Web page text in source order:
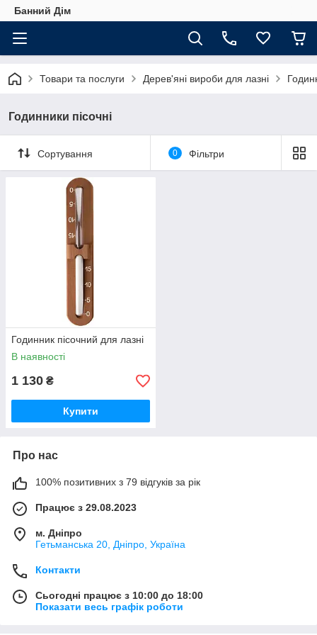
Банний Дім
Товари та послуги Дерев'яні вироби для лазні
Годинники пісочні
Сортування 0 Фільтри
Годинник пісочний для лазні
В наявності
1 130 ₴
Купити
Про нас
100% позитивних з 79 відгуків за рік
Працює з 29.08.2023
м. Дніпро
Гетьманська 20, Дніпро, Україна
Контакти
Сьогодні працює з 10:00 до 18:00
Показати весь графік роботи